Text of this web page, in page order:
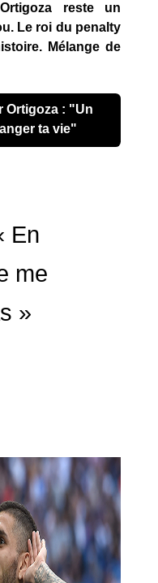
reste un
Le roi du penalty
Mélange de
Ortigoza : "Un
ta vie"
En
me
»